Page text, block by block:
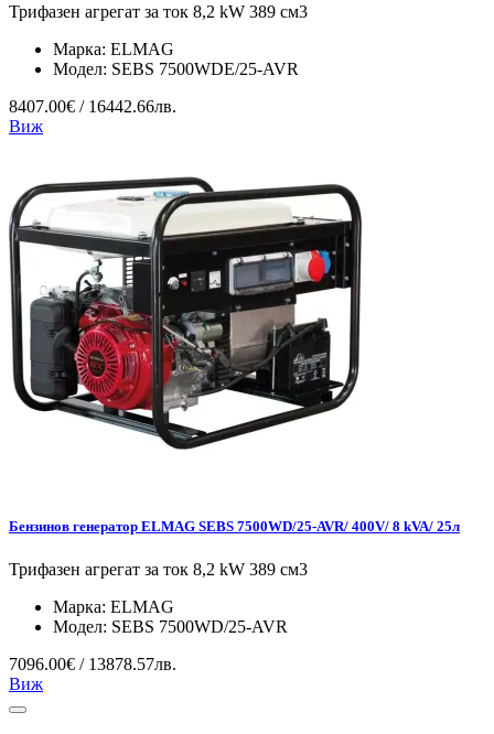
Трифазен агрегат за ток 8,2 kW 389 см3
Марка: ELMAG
Модел: SEBS 7500WDE/25-AVR
8407.00€ / 16442.66лв.
Виж
Бензинов генератор ELMAG SEBS 7500WD/25-AVR/ 400V/ 8 kVA/ 25л
Трифазен агрегат за ток 8,2 kW 389 см3
Марка: ELMAG
Модел: SEBS 7500WD/25-AVR
7096.00€ / 13878.57лв.
Виж